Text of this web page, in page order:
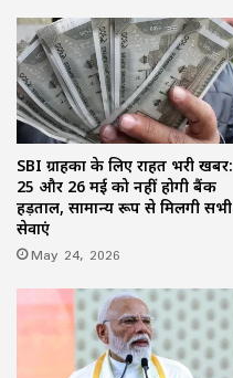
SBI ग्राहकों के लिए राहत भरी खबर:
25 और 26 मई को नहीं होगी बैंक
हड़ताल, सामान्य रूप से मिलेंगी सभी
सेवाएं
May 24, 2026